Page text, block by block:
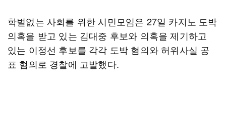
학벌없는 사회를 위한 시민모임은 27일 카지노 도박
의혹을 받고 있는 김대중 후보와 의혹을 제기하고
있는 이정선 후보를 각각 도박 혐의와 허위사실 공
표 혐의로 경찰에 고발했다.